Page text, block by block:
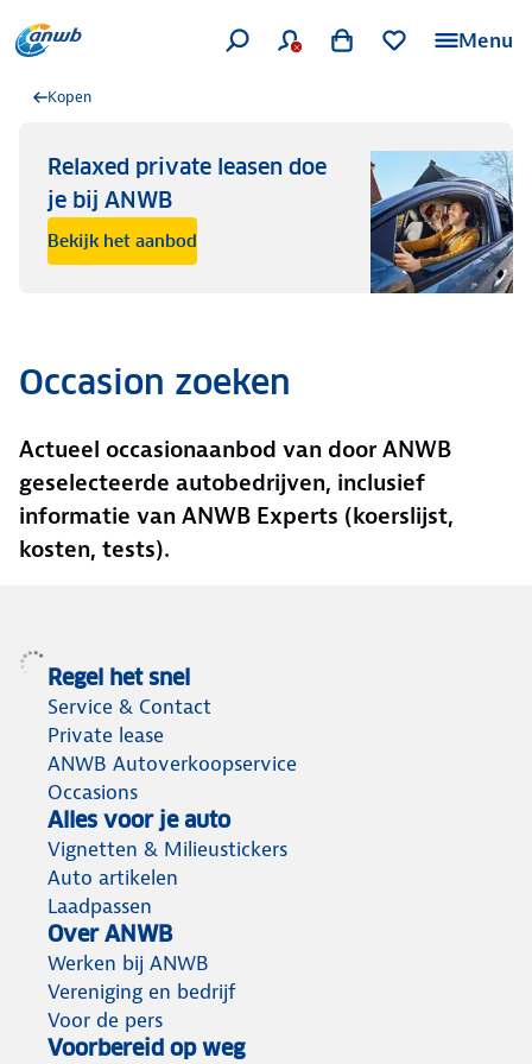
Menu
Kopen
Relaxed private leasen doe
je bij ANWB
Bekijk het aanbod
Occasion zoeken
Actueel occasionaanbod van door ANWB
geselecteerde autobedrijven, inclusief
informatie van ANWB Experts (koerslijst,
kosten, tests).
Regel het snel
Service & Contact
Private lease
ANWB Autoverkoopservice
Occasions
Alles voor je auto
Vignetten & Milieustickers
Auto artikelen
Laadpassen
Over ANWB
Werken bij ANWB
Vereniging en bedrijf
Voor de pers
Voorbereid op weg